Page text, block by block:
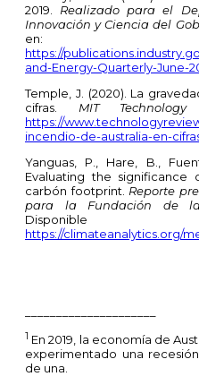
2019. Realizado para el
Innovación y Ciencia del
en:
https://
and-Energy-Quarterly-June-
Temple, J. (2020). La
cifras. MIT Technology
https://
incendio-de-australia-en-
Yanguas, P., Hare, B.,
Evaluating the significance
carbón footprint. Reporte
para la Fundación de la
https://climateanalytics.org/
1 En 2019, la economía de
experimentado una
de una.